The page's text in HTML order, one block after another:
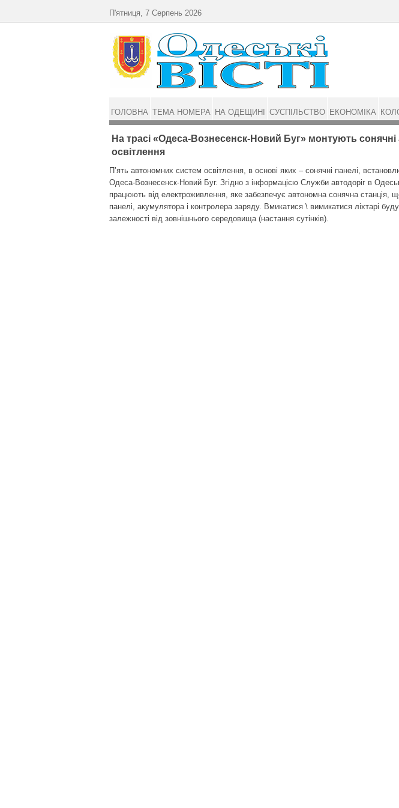
На трасі «Одеса-Вознесенск-Новий Буг» монтують
освітлення
П’ять автономних систем освітлен­ня, в основі яких – сонячні панелі,
Одеса-Вознесенск-Новий Буг. Згідно з інформацією Служби автодоріг в
працюють від електроживлення, яке забезпечує автономна сонячна станція,
панелі, акумулятора і контролера заряду. Вмикатися \ вимикатися ліхтарі
залежності від зовнішнього середовища (настання сутінків).
П'ятниця, 7 Серпень 2026
ГОЛОВНА ТЕМА НОМЕРА НА ОДЕЩИНІ СУСПІЛЬСТВО ЕКОНОМІКА